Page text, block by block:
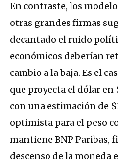
En contraste, los
otras grandes firmas
decantado el ruido
económicos deberían
cambio a la baja. Es el
que proyecta el dólar en
con una estimación de
optimista para el peso
mantiene BNP Paribas,
descenso de la moneda